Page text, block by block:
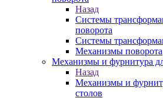
Назад
Системы
поворота
Системы
Механизмы поворота
Механизмы и фурнитура
Назад
Механизмы и
столов